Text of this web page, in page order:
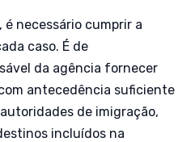
é necessário cumprir a
caso. É de
da agência fornecer
antecedência suficiente
de imigração,
incluídos na